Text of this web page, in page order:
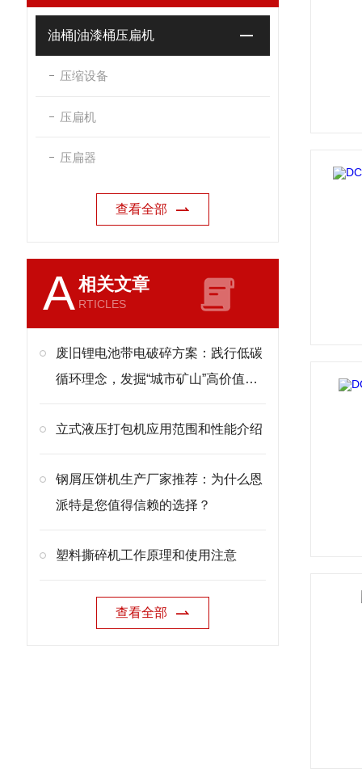
油桶|油漆桶压扁机
压缩设备
压扁机
压扁器
查看全部
A相关文章
RTICLES
废旧锂电池带电破碎方案：践行低碳
循环理念，发掘“城市矿山”高价值潜
立式液压打包机应用范围和性能介绍
钢屑压饼机生产厂家推荐：为什么恩
派特是您值得信赖的选择？
塑料撕碎机工作原理和使用注意
查看全部